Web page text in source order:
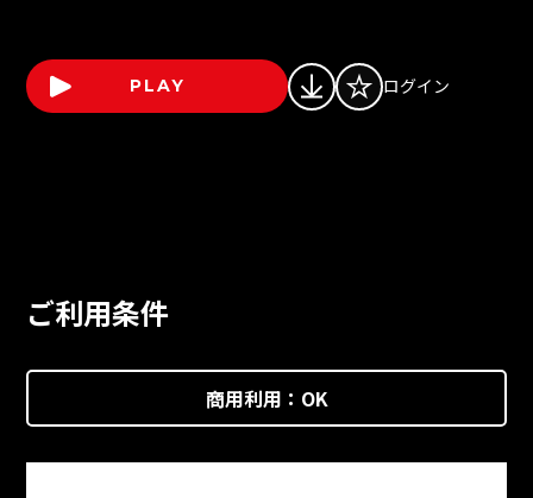
PLAY ログイン
ご利用条件
商用利用： OK